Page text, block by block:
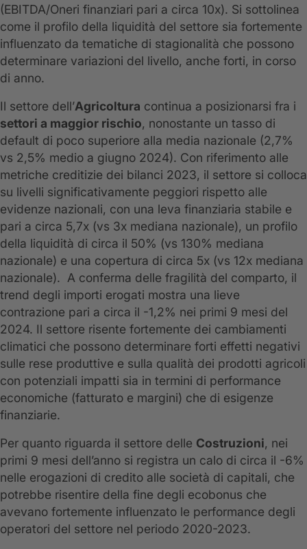
(EBITDA/Oneri finanziari pari a circa 10x). Si sottolinea
come il profilo della liquidità del settore sia fortemente
influenzato da tematiche di stagionalità che possono
determinare variazioni del livello, anche forti, in corso
di anno.
Il settore dell’Agricoltura continua a posizionarsi fra i
settori a maggior rischio, nonostante un tasso di
default di poco superiore alla media nazionale (2,7%
vs 2,5% medio a giugno 2024). Con riferimento alle
metriche creditizie dei bilanci 2023, il settore si colloca
su livelli significativamente peggiori rispetto alle
evidenze nazionali, con una leva finanziaria stabile e
pari a circa 5,7x (vs 3x mediana nazionale), un profilo
della liquidità di circa il 50% (vs 130% mediana
nazionale) e una copertura di circa 5x (vs 12x mediana
nazionale). A conferma delle fragilità del comparto, il
trend degli importi erogati mostra una lieve
contrazione pari a circa il -1,2% nei primi 9 mesi del
2024. Il settore risente fortemente dei cambiamenti
climatici che possono determinare forti effetti negativi
sulle rese produttive e sulla qualità dei prodotti agricoli
con potenziali impatti sia in termini di performance
economiche (fatturato e margini) che di esigenze
finanziarie.
Per quanto riguarda il settore delle Costruzioni, nei
primi 9 mesi dell’anno si registra un calo di circa il -6%
nelle erogazioni di credito alle società di capitali, che
potrebbe risentire della fine degli ecobonus che
avevano fortemente influenzato le performance degli
operatori del settore nel periodo 2020-2023.